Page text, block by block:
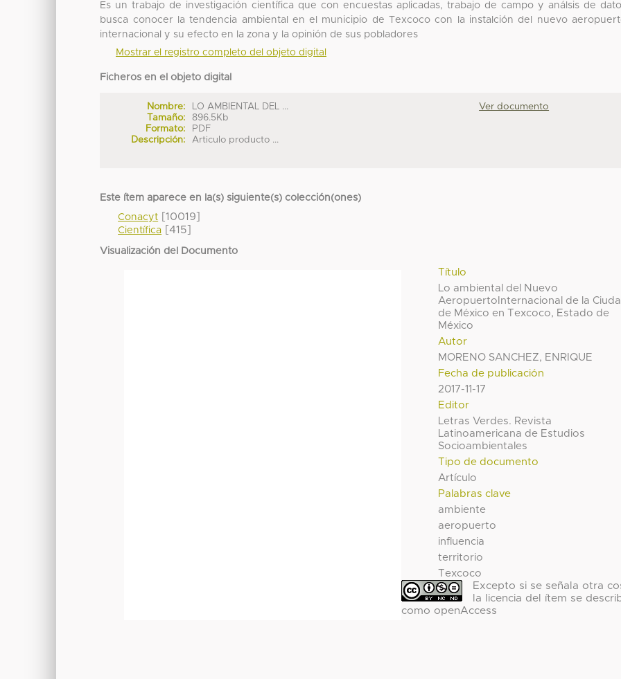
Es un trabajo de investigación científica que con encuestas aplicadas, trabajo de campo y análsis de
busca conocer la tendencia ambiental en el municipio de Texcoco con la instalción del nuevo
internacional y su efecto en la zona y la opinión de sus pobladores
Mostrar el registro completo del objeto digital
Ficheros en el objeto digital
Nombre:
LO AMBIENTAL DEL ...
Tamaño:
896.5Kb
Formato:
PDF
Descripción:
Articulo producto ...
Ver documento
Este ítem aparece en la(s) siguiente(s) colección(ones)
Conacyt [10019]
Científica [415]
Visualización del Documento
Título
Lo ambiental del Nuevo
AeropuertoInternacional de la
de México en Texcoco, Estado de
México
Autor
MORENO SANCHEZ, ENRIQUE
Fecha de publicación
2017-11-17
Editor
Letras Verdes. Revista
Latinoamericana de Estudios
Socioambientales
Tipo de documento
Artículo
Palabras clave
ambiente
aeropuerto
influencia
territorio
Texcoco
Excepto si se señala otra
la licencia del ítem se
como openAccess